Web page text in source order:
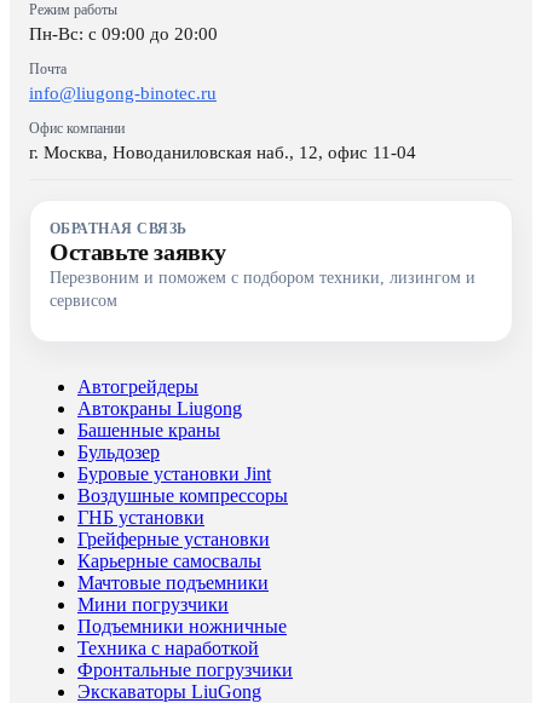
Режим работы
Пн-Вс: c 09:00 до 20:00
Почта
info@liugong-binotec.ru
Офис компании
г. Москва, Новоданиловская наб., 12, офис 11-04
ОБРАТНАЯ СВЯЗЬ
Оставьте заявку
Перезвоним и поможем с подбором техники, лизингом и
сервисом
Автогрейдеры
Автокраны Liugong
Башенные краны
Бульдозер
Буровые установки Jint
Воздушные компрессоры
ГНБ установки
Грейферные установки
Карьерные самосвалы
Мачтовые подъемники
Мини погрузчики
Подъемники ножничные
Техника с наработкой
Фронтальные погрузчики
Экскаваторы LiuGong